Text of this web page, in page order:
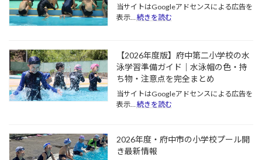
小
学
ー
ル
開
き！
1
年
ら
当サイトはGoogleアドセンスによる広告を
表示…続きを読む:
待
た
ず
水
し
5
【2026年度版】府中第二小学校の水
泳学習準備ガイド｜水泳帽の色・持
ち物・注意点を完全まとめ
当サイトはGoogleアドセンスによる広告を
表示…続きを読む:
度
版】
2026年度・府中市の小学校プール開
き最新情報